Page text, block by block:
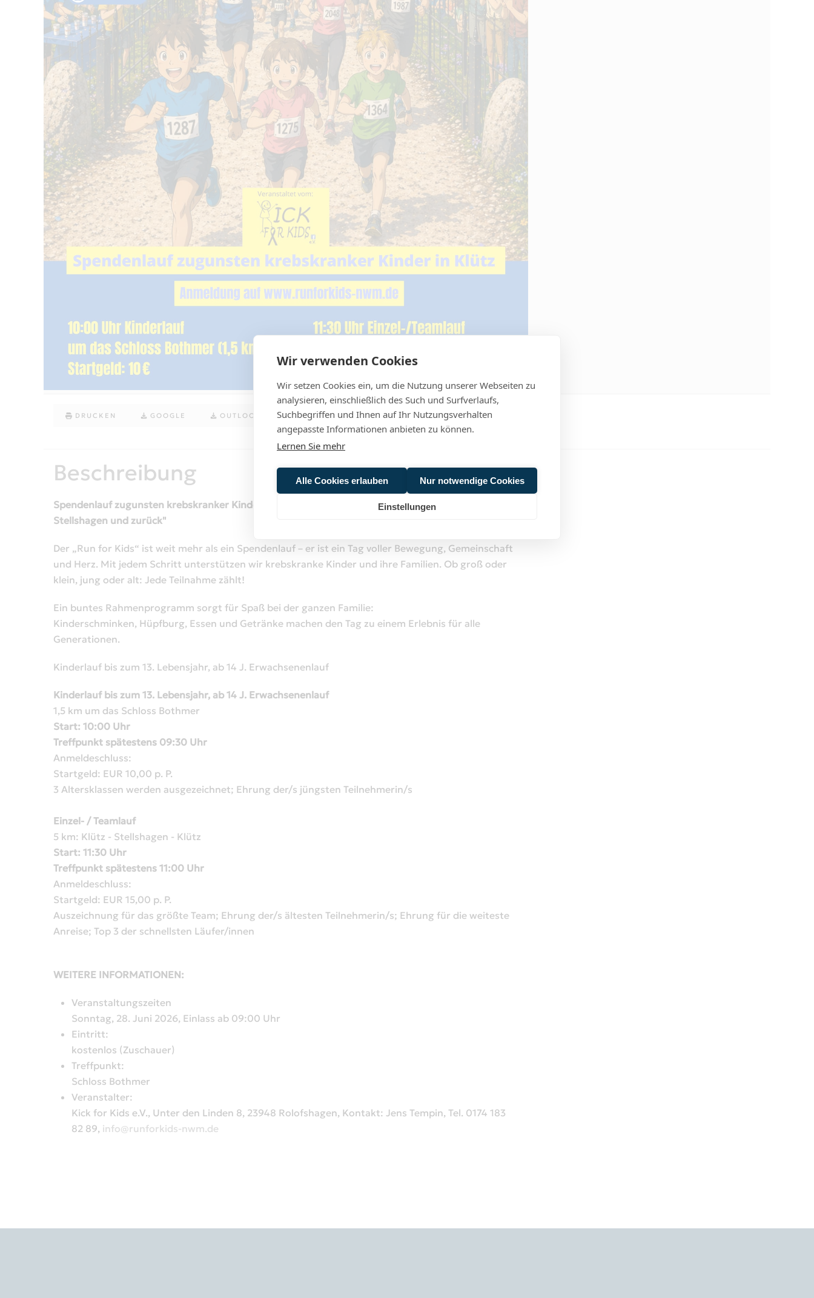
DRUCKEN GOOGLE OUTLOOK (.ICS)
Beschreibung
Spendenlauf zugunsten krebskranker Kinder in Klütz - "Vom Schloss Bothmer zum Gutshaus
Stellshagen und zurück"
Der „Run for Kids“ ist weit mehr als ein Spendenlauf – er ist ein Tag voller Bewegung, Gemeinschaft
und Herz. Mit jedem Schritt unterstützen wir krebskranke Kinder und ihre Familien. Ob groß oder
klein, jung oder alt: Jede Teilnahme zählt!
Ein buntes Rahmenprogramm sorgt für Spaß bei der ganzen Familie:
Kinderschminken, Hüpfburg, Essen und Getränke machen den Tag zu einem Erlebnis für alle
Generationen.
Kinderlauf bis zum 13. Lebensjahr, ab 14 J. Erwachsenenlauf
Kinderlauf bis zum 13. Lebensjahr, ab 14 J. Erwachsenenlauf
1,5 km um das Schloss Bothmer
Start: 10:00 Uhr
Treffpunkt spätestens 09:30 Uhr
Anmeldeschluss:
Startgeld: EUR 10,00 p. P.
3 Altersklassen werden ausgezeichnet; Ehrung der/s jüngsten Teilnehmerin/s
Einzel- / Teamlauf
5 km: Klütz - Stellshagen - Klütz
Start: 11:30 Uhr
Treffpunkt spätestens 11:00 Uhr
Anmeldeschluss:
Startgeld: EUR 15,00 p. P.
Auszeichnung für das größte Team; Ehrung der/s ältesten Teilnehmerin/s; Ehrung für die weiteste
Anreise; Top 3 der schnellsten Läufer/innen
WEITERE INFORMATIONEN:
Veranstaltungszeiten
Sonntag, 28. Juni 2026, Einlass ab 09:00 Uhr
Eintritt:
kostenlos (Zuschauer)
Treffpunkt:
Schloss Bothmer
Veranstalter:
Kick for Kids e.V., Unter den Linden 8, 23948 Rolofshagen, Kontakt: Jens Tempin, Tel. 0174 183
82 89, info@runforkids-nwm.de
Wir verwenden Cookies
Wir setzen Cookies ein, um die Nutzung unserer Webseiten zu
analysieren, einschließlich des Such und Surfverlaufs,
Suchbegriffen und Ihnen auf Ihr Nutzungsverhalten
angepasste Informationen anbieten zu können.
Lernen Sie mehr
Alle Cookies erlauben Nur notwendige Cookies
Einstellungen